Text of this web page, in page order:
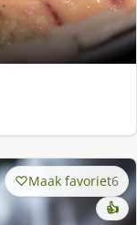
Maak favoriet6
👍